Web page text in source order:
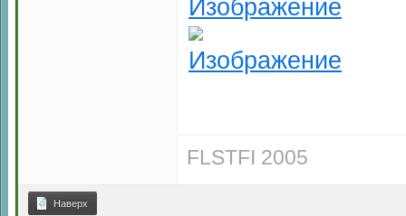
FLSTFI 2005
Наверх